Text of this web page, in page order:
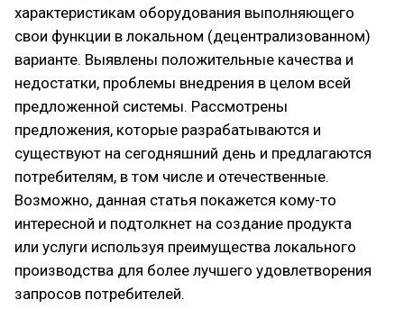
характеристикам оборудования выполняющего
свои функции в локальном (децентрализованном)
варианте. Выявлены положительные качества и
недостатки, проблемы внедрения в целом всей
предложенной системы. Рассмотрены
предложения, которые разрабатываются и
существуют на сегодняшний день и предлагаются
потребителям, в том числе и отечественные.
Возможно, данная статья покажется кому-то
интересной и подтолкнет на создание продукта
или услуги используя преимущества локального
производства для более лучшего удовлетворения
запросов потребителей.